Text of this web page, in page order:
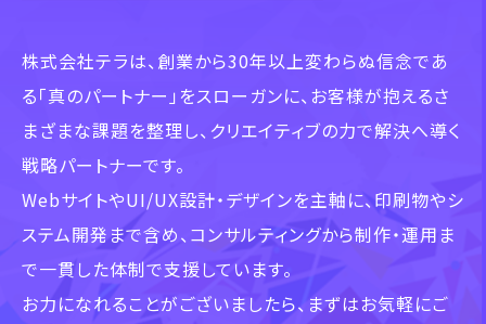
株式会社テラは、創業から30年以上変わらぬ信念であ
る「真のパートナー」をスローガンに、 お客様が抱えるさ
まざまな課題を整理し、クリエイティブの力で解決へ導く
戦略パートナーです。
WebサイトやUI/UX設計・デザインを主軸に、印刷物やシ
ステム開発まで含め、 コンサルティングから制作・運用ま
で一貫した体制で支援しています。
お力になれることがございましたら、まずはお気軽にご